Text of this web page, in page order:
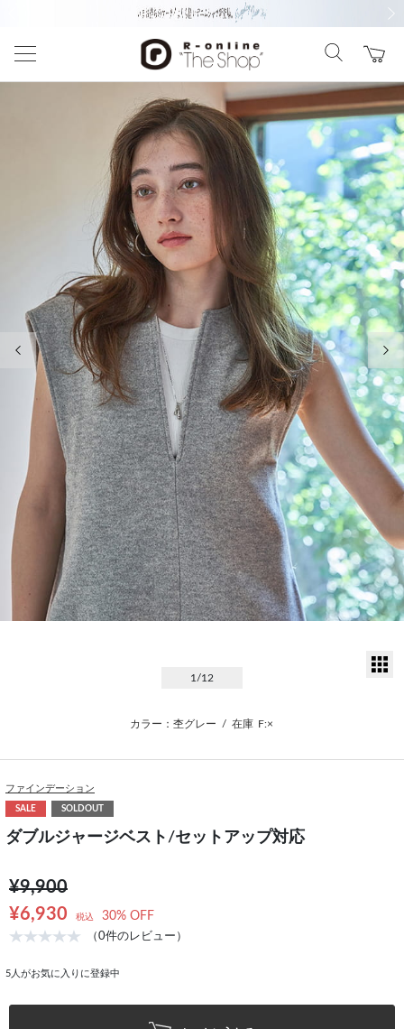
前の画像 次
1 /12
カラー：杢グレー / 在庫 F:×
ファインデーション
SALE SOLDOUT
ダブルジャージベスト/セットアップ対応
¥9,900
¥6,930
税込 30% OFF
（0件のレビュー）
5 人がお気に入りに登録中